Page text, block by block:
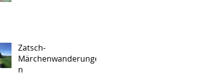
Zatsch-
Märchenwanderunge
n